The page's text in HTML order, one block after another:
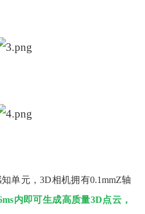
单元，3D相机拥有0.1mmZ轴
内即可生成高质量3D点云，